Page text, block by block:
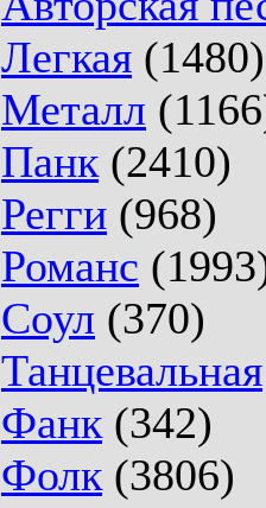
Легкая (1480)
Металл
Панк (2410)
Регги (968)
Романс
Соул (370)
Танцевальная
Фанк (342)
Фолк (3806)